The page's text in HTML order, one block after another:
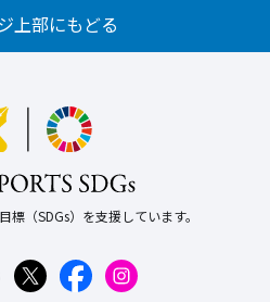
上部にもどる
（SDGs）を支援しています。